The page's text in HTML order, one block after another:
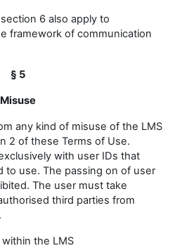
6 also apply to
framework of communication
§ 5
Misuse
any kind of misuse of the LMS
2 of these Terms of Use.
with user IDs that
to use. The passing on of user
The user must take
third parties from
the LMS